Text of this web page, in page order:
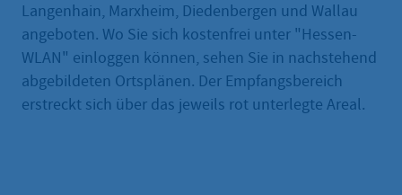
Langenhain, Marxheim, Diedenbergen und Wallau
angeboten. Wo Sie sich kostenfrei unter "Hessen-
WLAN" einloggen können, sehen Sie in nachstehend
abgebildeten Ortsplänen. Der Empfangsbereich
erstreckt sich über das jeweils rot unterlegte Areal.